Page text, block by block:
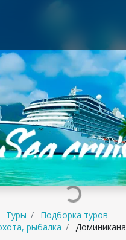
Туры
Подборка туров
рыбалка
Доминикана